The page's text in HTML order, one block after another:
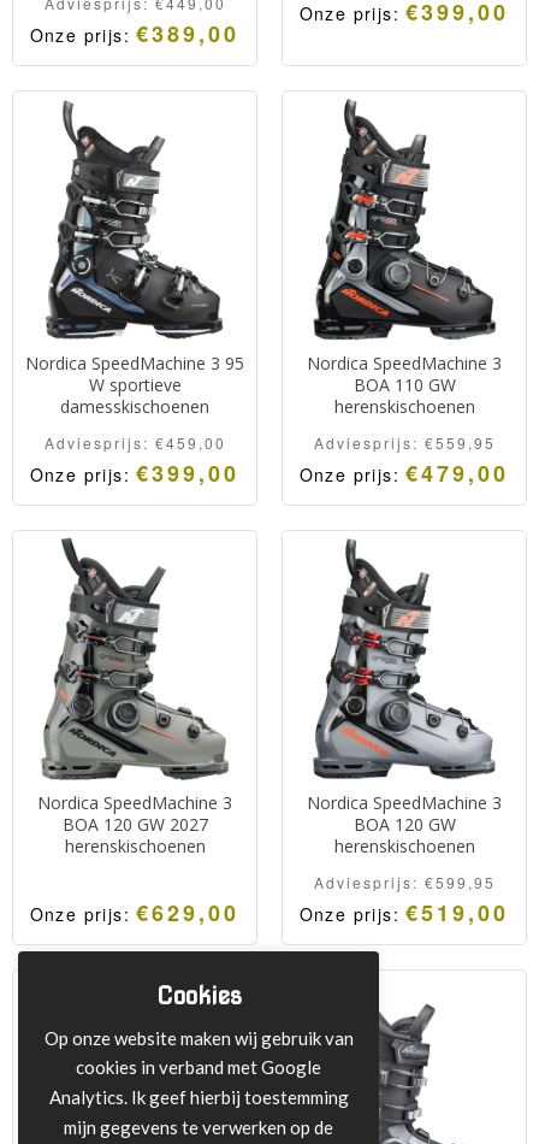
Onze prijs:€389,00
Onze prijs:€399,00
Nordica SpeedMachine 3 95
W sportieve
damesskischoenen
Adviesprijs: €459,00
Onze prijs:€399,00
Nordica SpeedMachine 3
BOA 110 GW
herenskischoenen
Adviesprijs: €559,95
Onze prijs:€479,00
Nordica SpeedMachine 3
BOA 120 GW 2027
herenskischoenen
Onze prijs:€629,00
Nordica SpeedMachine 3
BOA 120 GW
herenskischoenen
Adviesprijs: €599,95
Onze prijs:€519,00
Cookies
Op onze website maken wij gebruik van
cookies in verband met Google
Analytics. Ik geef hierbij toestemming
mijn gegevens te verwerken op de